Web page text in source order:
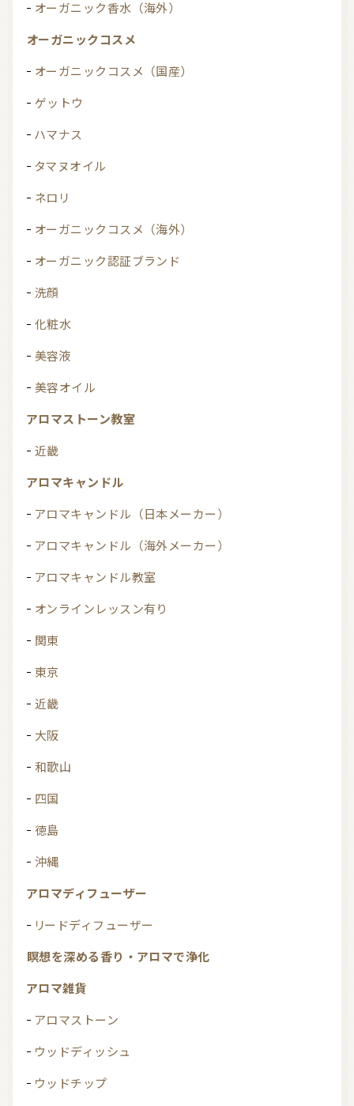
オーガニック香水（海外）
オーガニックコスメ
オーガニックコスメ（国産）
ゲットウ
ハマナス
タマヌオイル
ネロリ
オーガニックコスメ（海外）
オーガニック認証ブランド
洗顔
化粧水
美容液
美容オイル
アロマストーン教室
近畿
アロマキャンドル
アロマキャンドル（日本メーカー）
アロマキャンドル（海外メーカー）
アロマキャンドル教室
オンラインレッスン有り
関東
東京
近畿
大阪
和歌山
四国
徳島
沖縄
アロマディフューザー
リードディフューザー
瞑想を深める香り・アロマで浄化
アロマ雑貨
アロマストーン
ウッドディッシュ
ウッドチップ